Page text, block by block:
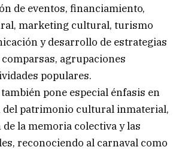
de eventos, financiamiento,
marketing cultural, turismo
y desarrollo de estrategias
agrupaciones
populares.
pone especial énfasis en
del patrimonio cultural inmaterial,
la memoria colectiva y las
reconociendo al carnaval como